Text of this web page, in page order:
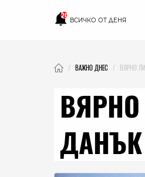
20
ВСИЧКО ОТ ДЕНЯ
ВАЖНО ДНЕС ВЯРНО